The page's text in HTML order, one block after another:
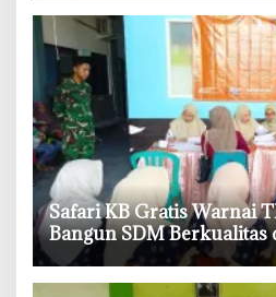
‎Safari KB Gratis Warnai
Bangun SDM Berkualitas